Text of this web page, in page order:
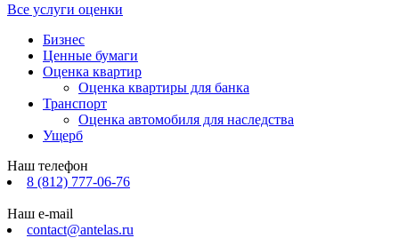
Все услуги оценки
Бизнес
Ценные бумаги
Оценка квартир
Оценка квартиры для банка
Транспорт
Оценка автомобиля для наследства
Ущерб
Наш телефон
8 (812) 777-06-76
Наш e-mail
contact@antelas.ru